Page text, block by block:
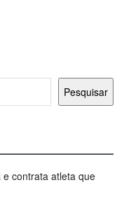
Pesquisar
contrata atleta que